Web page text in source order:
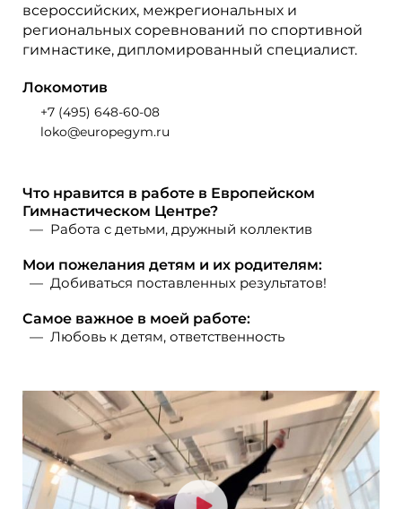
всероссийских, межрегиональных и
региональных соревнований по спортивной
гимнастике, дипломированный специалист.
Локомотив
+7 (495) 648-60-08
loko@europegym.ru
Что нравится в работе в Европейском
Гимнастическом Центре?
Работа с детьми, дружный коллектив
Мои пожелания детям и их родителям:
Добиваться поставленных результатов!
Самое важное в моей работе:
Любовь к детям, ответственность